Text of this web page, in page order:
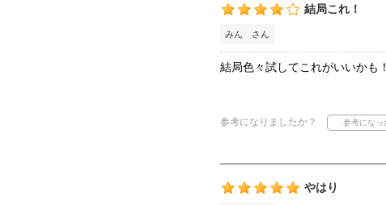
結局これ！
みん さん
結局色々試してこれがいいかも！
参考になりましたか？
やはり